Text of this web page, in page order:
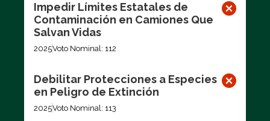
Impedir Límites Estatales de
Contaminación en Camiones Que
Salvan Vidas
2025Voto Nominal: 112
Debilitar Protecciones a Especies
en Peligro de Extinción
2025Voto Nominal: 113